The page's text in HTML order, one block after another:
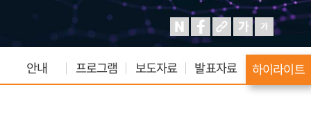
안내 프로그램 보도자료 발표자료 하이라이트